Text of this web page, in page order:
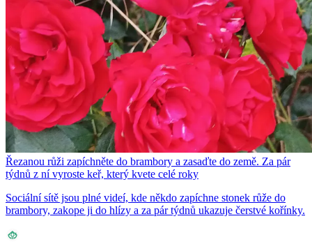
Řezanou růži zapíchněte do brambory a zasaďte do země. Za pár
týdnů z ní vyroste keř, který kvete celé roky
Sociální sítě jsou plné videí, kde někdo zapíchne stonek růže do
brambory, zakope ji do hlízy a za pár týdnů ukazuje čerstvé kořínky.